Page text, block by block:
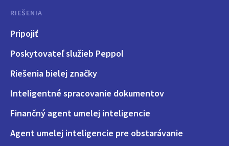
RIEŠENIA
Pripojiť
Poskytovateľ služieb Peppol
Riešenia bielej značky
Inteligentné spracovanie dokumentov
Finančný agent umelej inteligencie
Agent umelej inteligencie pre obstarávanie